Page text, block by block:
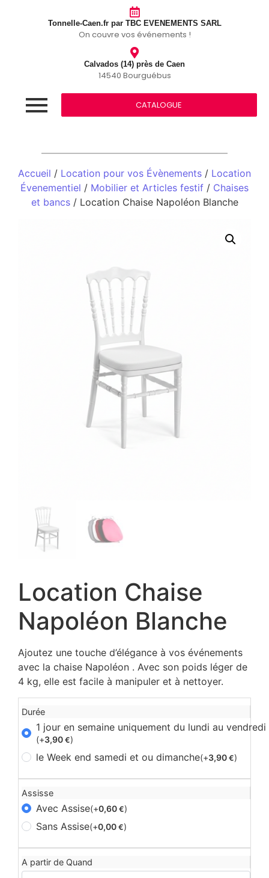
Tonnelle-Caen.fr par TBC EVENEMENTS SARL
On couvre vos événements !
Calvados (14) près de Caen
14540 Bourguébus
CATALOGUE
Accueil / Location pour vos Évènements / Location
Évenementiel / Mobilier et Articles festif / Chaises
et bancs/ Location Chaise Napoléon Blanche
Location Chaise
Napoléon Blanche
Ajoutez une touche d’élégance à vos événements
avec la chaise Napoléon . Avec son poids léger de
4 kg, elle est facile à manipuler et à nettoyer.
Durée
1 jour en semaine uniquement du lundi au vendredi
(+3,90 €)
le Week end samedi et ou dimanche(+3,90 €)
Assisse
Avec Assise(+0,60 €)
Sans Assise(+0,00 €)
A partir de Quand